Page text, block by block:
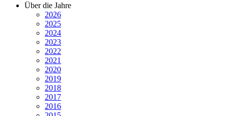
Über die Jahre
2026
2025
2024
2023
2022
2021
2020
2019
2018
2017
2016